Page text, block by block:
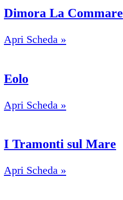
Dimora La Commare
Apri Scheda »
Eolo
Apri Scheda »
I Tramonti sul Mare
Apri Scheda »